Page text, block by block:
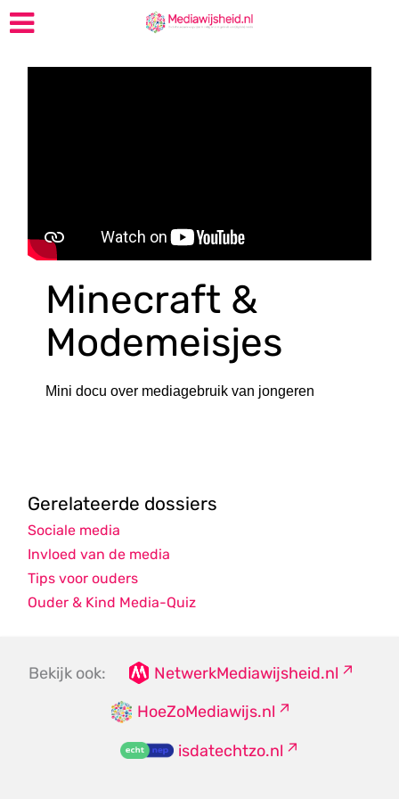
Minecraft &
Modemeisjes
Mini docu over mediagebruik van jongeren
Gerelateerde dossiers
Sociale media
Invloed van de media
Tips voor ouders
Ouder & Kind Media-Quiz
Bekijk ook:
NetwerkMediawijsheid.nl
HoeZoMediawijs.nl
isdatechtzo.nl